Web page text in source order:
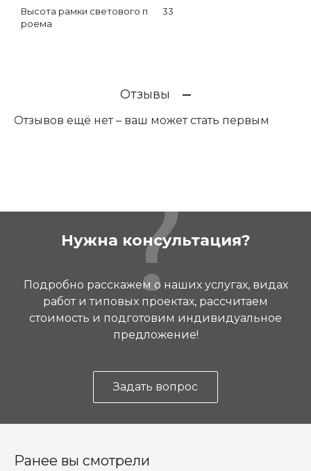
Высота рамки светового п
роема
33
Отзывы
Отзывов ещё нет – ваш может стать первым
Нужна консультация?
Подробно расскажем о наших услугах, видах
работ и типовых проектах, рассчитаем
стоимость и подготовим индивидуальное
предложение!
Задать вопрос
Ранее вы смотрели